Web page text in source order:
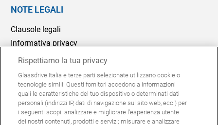
NOTE LEGALI
Clausole legali
Informativa privacy
Politica Cookie
Segnalazioni Whistleblowing
Modelli 231
© Glassdrive è un marchio Saint-Gobain | 2024
Rispettiamo la tua privacy
Glassdrive Italia e terze parti selezionate utilizzano cookie o
tecnologie simili. Questi fornitori accedono a informazioni
quali le caratteristiche del tuo dispositivo o determinati dati
personali (indirizzi IP, dati di navigazione sul sito web, ecc.) per
i seguenti scopi: analizzare e migliorare l'esperienza utente
dei nostri contenuti, prodotti e servizi; misurare e analizzare